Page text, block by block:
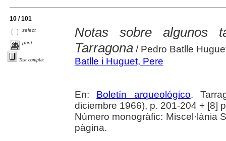
10 / 101
select
print
Text complet
Notas sobre algunos
Tarragona/ Pedro Batlle
Batlle i Huguet, Pere
En: Boletín arqueológico.
diciembre 1966), p. 201-204 + [8]
Número monogràfic: Miscel·lània
pàgina.